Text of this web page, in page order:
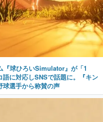
『球ひろいSimulator』が「1
に対応しSNSで話題に。『キン
球選手から称賛の声